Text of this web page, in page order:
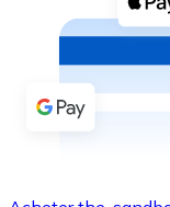
Achetez des
Acheter avec
Virement SEPA